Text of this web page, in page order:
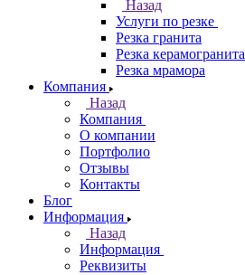
Назад
Услуги по резке
Резка гранита
Резка керамогранита
Резка мрамора
Компания
Назад
Компания
О компании
Портфолио
Отзывы
Контакты
Блог
Информация
Назад
Информация
Реквизиты